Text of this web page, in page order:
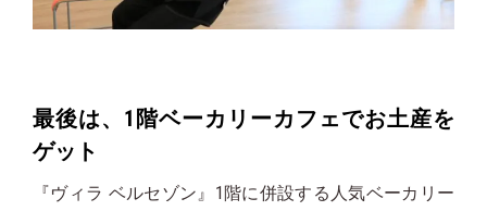
最後は、1階ベーカリーカフェでお土産を
ゲット
『ヴィラ ベルセゾン』1階に併設する人気ベーカリー